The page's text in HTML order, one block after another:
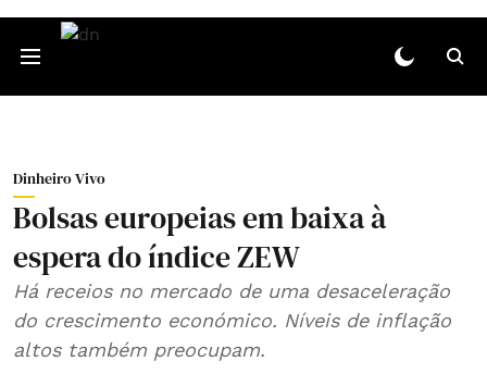
Dinheiro Vivo
Bolsas europeias em baixa à
espera do índice ZEW
Há receios no mercado de uma desaceleração
do crescimento económico. Níveis de inflação
altos também preocupam.